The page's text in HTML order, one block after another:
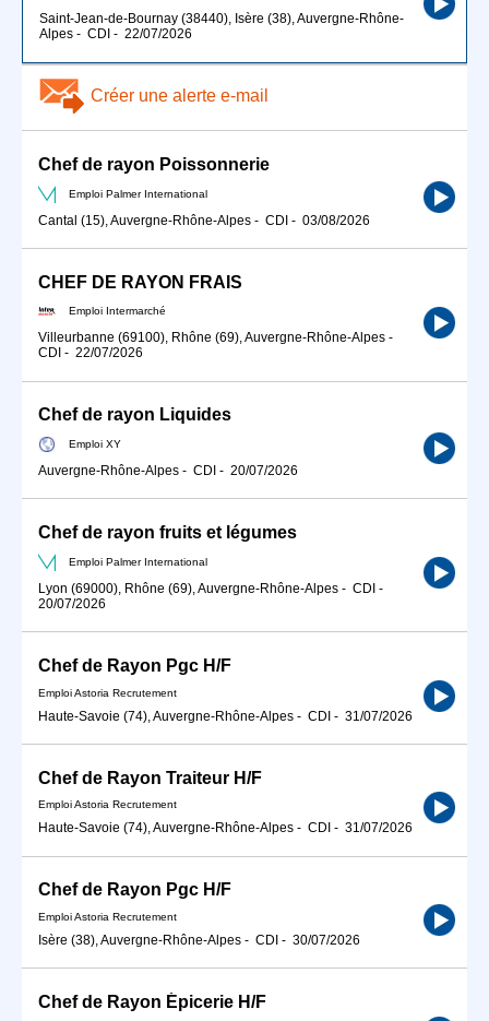
Saint-Jean-de-Bournay (38440), Isère (38), Auvergne-Rhône-
Alpes - CDI - 22/07/2026
Créer une alerte e-mail
Chef de rayon Poissonnerie
Emploi Palmer International
Cantal (15), Auvergne-Rhône-Alpes - CDI - 03/08/2026
CHEF DE RAYON FRAIS
Emploi Intermarché
Villeurbanne (69100), Rhône (69), Auvergne-Rhône-Alpes -
CDI - 22/07/2026
Chef de rayon Liquides
Emploi XY
Auvergne-Rhône-Alpes - CDI - 20/07/2026
Chef de rayon fruits et légumes
Emploi Palmer International
Lyon (69000), Rhône (69), Auvergne-Rhône-Alpes - CDI -
20/07/2026
Chef de Rayon Pgc H/F
Emploi Astoria Recrutement
Haute-Savoie (74), Auvergne-Rhône-Alpes - CDI - 31/07/2026
Chef de Rayon Traiteur H/F
Emploi Astoria Recrutement
Haute-Savoie (74), Auvergne-Rhône-Alpes - CDI - 31/07/2026
Chef de Rayon Pgc H/F
Emploi Astoria Recrutement
Isère (38), Auvergne-Rhône-Alpes - CDI - 30/07/2026
Chef de Rayon Épicerie H/F